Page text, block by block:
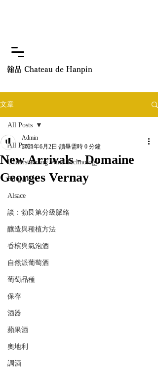
翰品 Chateau de Hanpin
文章
All Posts
Understanding Wine Technology
Burgundy
Alsace
談：勃艮第分級脈絡
釀造與種植方法
香檳與氣泡酒
自然派葡萄酒
葡萄品種
保存
酒器
蘋果酒
奧地利
調酒
All Posts
New Arrivals - Domaine
Georges Vernay
Admin
2021年6月2日 讀畢需時 0 分鐘